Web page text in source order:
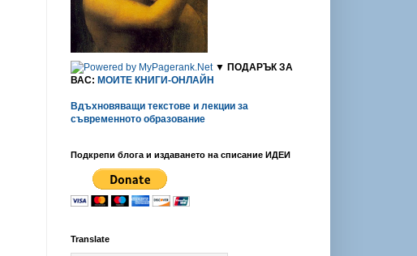
▼ ПОДАРЪК ЗА
ВАС: МОИТЕ КНИГИ-ОНЛАЙН
Вдъхновяващи текстове и лекции за
съвременното образование
Подкрепи блога и издаването на списание ИДЕИ
Translate